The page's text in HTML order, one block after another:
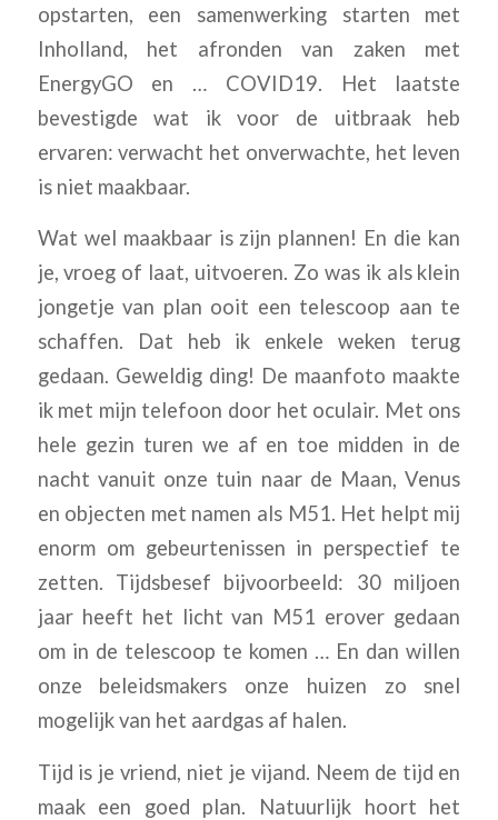
opstarten, een samenwerking starten met
Inholland, het afronden van zaken met
EnergyGO en … COVID19. Het laatste
bevestigde wat ik voor de uitbraak heb
ervaren: verwacht het onverwachte, het leven
is niet maakbaar.
Wat wel maakbaar is zijn plannen! En die kan
je, vroeg of laat, uitvoeren. Zo was ik als klein
jongetje van plan ooit een telescoop aan te
schaffen. Dat heb ik enkele weken terug
gedaan. Geweldig ding! De maanfoto maakte
ik met mijn telefoon door het oculair. Met ons
hele gezin turen we af en toe midden in de
nacht vanuit onze tuin naar de Maan, Venus
en objecten met namen als M51. Het helpt mij
enorm om gebeurtenissen in perspectief te
zetten. Tijdsbesef bijvoorbeeld: 30 miljoen
jaar heeft het licht van M51 erover gedaan
om in de telescoop te komen … En dan willen
onze beleidsmakers onze huizen zo snel
mogelijk van het aardgas af halen.
Tijd is je vriend, niet je vijand. Neem de tijd en
maak een goed plan. Natuurlijk hoort het